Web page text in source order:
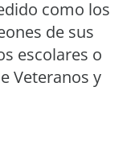
como los
de sus
escolares o
Veteranos y